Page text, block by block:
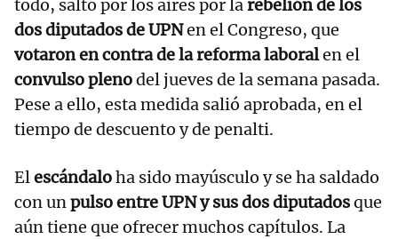
todo, saltó por los aires por larebelión de los
dos diputados de UPNen el Congreso, que
votaron en contra de la reforma laboralen el
convulso plenodel jueves de la semana pasada.
Pese a ello, esta medida salió aprobada, en el
tiempo de descuento y de penalti.
Elescándaloha sido mayúsculo y se ha saldado
con unpulso entre UPN y sus dos diputadosque
aún tiene que ofrecer muchos capítulos. La